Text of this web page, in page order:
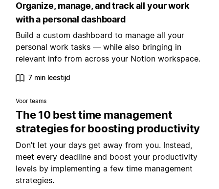
Organize, manage, and track all your work
with a personal dashboard
Build a custom dashboard to manage all your
personal work tasks — while also bringing in
relevant info from across your Notion workspace.
7 min leestijd
Voor teams
The 10 best time management
strategies for boosting productivity
Don’t let your days get away from you. Instead,
meet every deadline and boost your productivity
levels by implementing a few time management
strategies.